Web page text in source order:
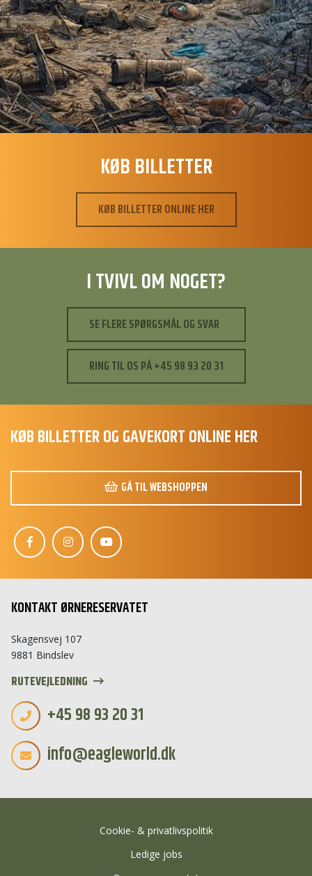
KØB BILLETTER
KØB BILLETTER ONLINE HER
I TVIVL OM NOGET?
SE FLERE SPØRGSMÅL OG SVAR
RING TIL OS PÅ +45 98 93 20 31
KØB BILLETTER OG GAVEKORT ONLINE HER
GÅ TIL WEBSHOPPEN
KONTAKT ØRNERESERVATET
Skagensvej 107
9881 Bindslev
RUTEVEJLEDNING
+45 98 93 20 31
info@eagleworld.dk
Cookie- & privatlivspolitik
Ledige jobs
Hvordan kan vi hjælpe?
Start en ny samtale
Har du et spørgsmål? Start en ny samtale
Billetkøb
Særlige åbningstider